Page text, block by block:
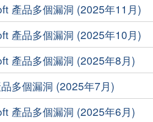
產品多個漏洞 (2025年11月)
產品多個漏洞 (2025年10月)
產品多個漏洞 (2025年8月)
多個漏洞 (2025年7月)
產品多個漏洞 (2025年6月)